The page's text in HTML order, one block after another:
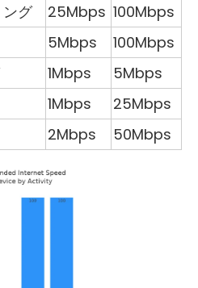
グ
25Mbps 100Mbps
5Mbps
100Mbps
1Mbps
5Mbps
1Mbps
25Mbps
2Mbps 50Mbps